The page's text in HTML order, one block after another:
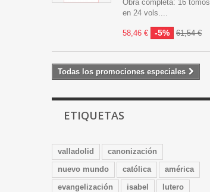
Obra completa: 16 tomos
en 24 vols....
58,46 € -5% 61,54 €
Todas los promociones especiales
ETIQUETAS
valladolid
canonización
nuevo mundo
católica
américa
evangelización
isabel
lutero